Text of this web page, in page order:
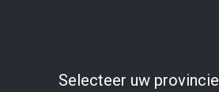
Selecteer uw provincie